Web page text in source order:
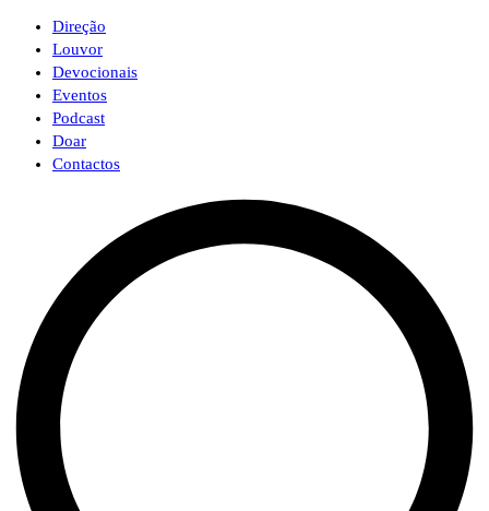
Direção
Louvor
Devocionais
Eventos
Podcast
Doar
Contactos